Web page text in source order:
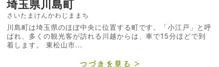
埼玉県川島町
さいたまけんかわじままち
川島町は埼玉県のほぼ中央に位置する町です。「小江戸」と呼
ばれ、多くの観光客が訪れる川越からは、車で15分ほどで到
着します。 東松山市...
つづきを見る